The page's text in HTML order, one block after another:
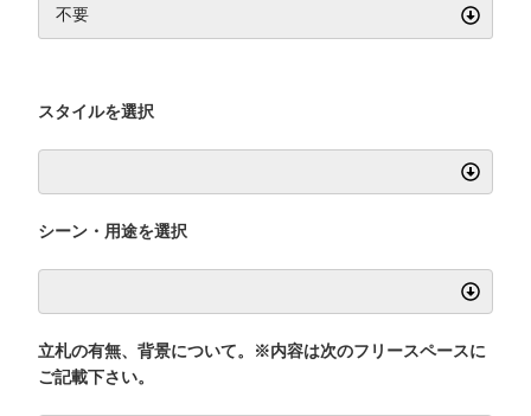
スタイルを選択
シーン・用途を選択
立札の有無、背景について。※内容は次のフリースペースに
ご記載下さい。